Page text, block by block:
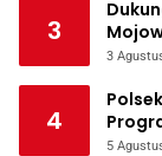
3
3
4
5